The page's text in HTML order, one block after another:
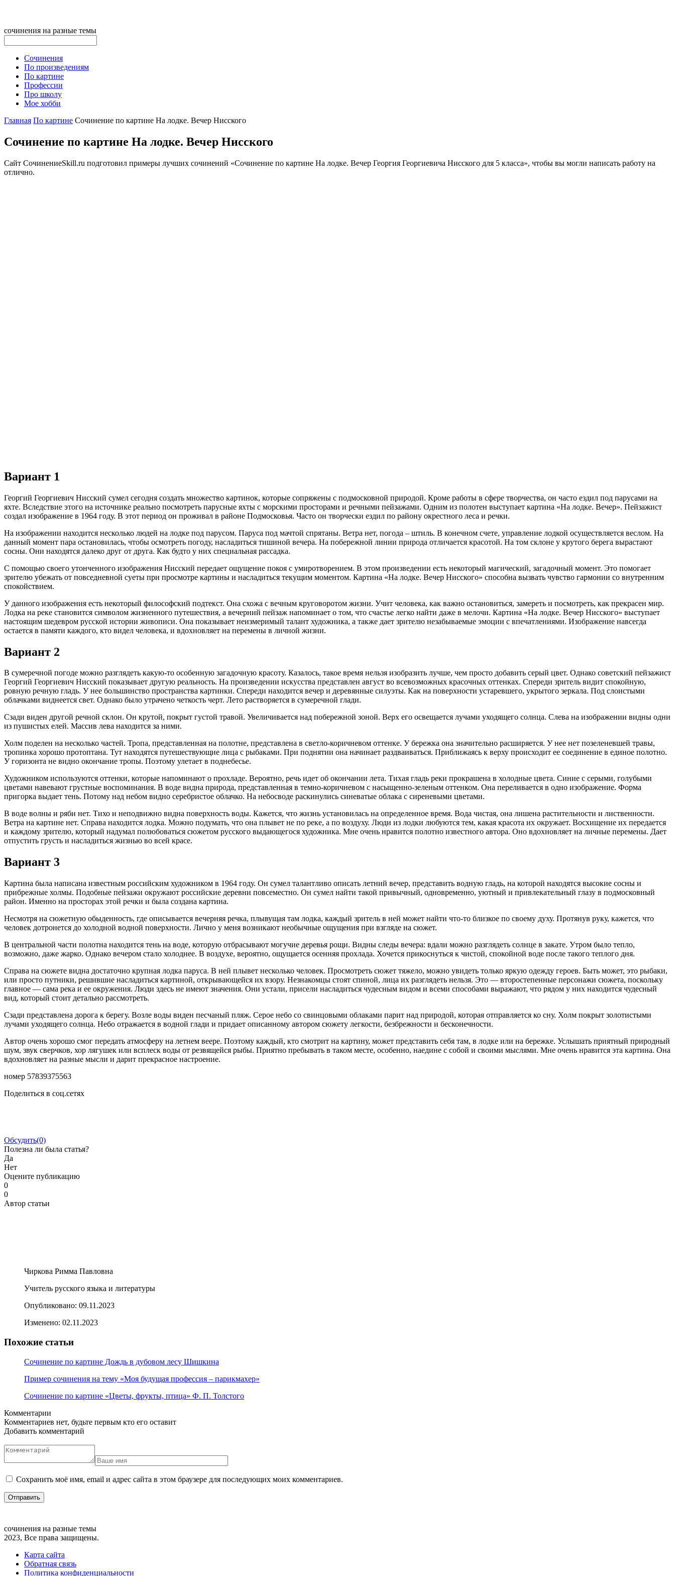
сочинения на разные темы
Сочинения
По произведениям
По картине
Профессии
Про школу
Мое хобби
Главная По картине Сочинение по картине На лодке. Вечер Нисского
Сочинение по картине На лодке. Вечер Нисского
Сайт CочинениеSkill.ru подготовил примеры лучших сочинений «Сочинение по картине На лодке. Вечер Георгия Георгиевича Нисского для 5 класса», чтобы вы могли написать работу на
отлично.
Вариант 1
Георгий Георгиевич Нисский сумел сегодня создать множество картинок, которые сопряжены с подмосковной природой. Кроме работы в сфере творчества, он часто ездил под парусами на
яхте. Вследствие этого на источнике реально посмотреть парусные яхты с морскими просторами и речными пейзажами. Одним из полотен выступает картина «На лодке. Вечер». Пейзажист
создал изображение в 1964 году. В этот период он проживал в районе Подмосковья. Часто он творчески ездил по району окрестного леса и речки.
На изображении находится несколько людей на лодке под парусом. Паруса под мачтой спрятаны. Ветра нет, погода – штиль. В конечном счете, управление лодкой осуществляется веслом. На
данный момент пара остановилась, чтобы осмотреть погоду, насладиться тишиной вечера. На побережной линии природа отличается красотой. На том склоне у крутого берега вырастают
сосны. Они находятся далеко друг от друга. Как будто у них специальная рассадка.
С помощью своего утонченного изображения Нисский передает ощущение покоя с умиротворением. В этом произведении есть некоторый магический, загадочный момент. Это помогает
зрителю убежать от повседневной суеты при просмотре картины и насладиться текущим моментом. Картина «На лодке. Вечер Нисского» способна вызвать чувство гармонии со внутренним
спокойствием.
У данного изображения есть некоторый философский подтекст. Она схожа с вечным круговоротом жизни. Учит человека, как важно остановиться, замереть и посмотреть, как прекрасен мир.
Лодка на реке становится символом жизненного путешествия, а вечерний пейзаж напоминает о том, что счастье легко найти даже в мелочи. Картина «На лодке. Вечер Нисского» выступает
настоящим шедевром русской истории живописи. Она показывает неизмеримый талант художника, а также дает зрителю незабываемые эмоции с впечатлениями. Изображение навсегда
остается в памяти каждого, кто видел человека, и вдохновляет на перемены в личной жизни.
Вариант 2
В сумеречной погоде можно разглядеть какую-то особенную загадочную красоту. Казалось, такое время нельзя изобразить лучше, чем просто добавить серый цвет. Однако советский пейзажист
Георгий Георгиевич Нисский показывает другую реальность. На произведении искусства представлен август во всевозможных красочных оттенках. Спереди зритель видит спокойную,
ровную речную гладь. У нее большинство пространства картинки. Спереди находится вечер и деревянные силуэты. Как на поверхности устаревшего, укрытого зеркала. Под слоистыми
облачками виднеется свет. Однако было утрачено четкость черт. Лето растворяется в сумеречной глади.
Сзади виден другой речной склон. Он крутой, покрыт густой травой. Увеличивается над побережной зоной. Верх его освещается лучами уходящего солнца. Слева на изображении видны одни
из пушистых елей. Массив лева находится за ними.
Холм поделен на несколько частей. Тропа, представленная на полотне, представлена в светло-коричневом оттенке. У бережка она значительно расширяется. У нее нет позеленевшей травы,
тропинка хорошо протоптана. Тут находятся путешествующие лица с рыбаками. При поднятии она начинает раздваиваться. Приближаясь к верху происходит ее соединение в единое полотно.
У горизонта не видно окончание тропы. Поэтому улетает в поднебесье.
Художником используются оттенки, которые напоминают о прохладе. Вероятно, речь идет об окончании лета. Тихая гладь реки прокрашена в холодные цвета. Синие с серыми, голубыми
цветами навевают грустные воспоминания. В воде видна природа, представленная в темно-коричневом с насыщенно-зеленым оттенком. Она переливается в одно изображение. Форма
пригорка выдает тень. Потому над небом видно серебристое облачко. На небосводе раскинулись синеватые облака с сиреневыми цветами.
В воде волны и ряби нет. Тихо и неподвижно видна поверхность воды. Кажется, что жизнь установилась на определенное время. Вода чистая, она лишена растительности и лиственности.
Ветра на картине нет. Справа находится лодка. Можно подумать, что она плывет не по реке, а по воздуху. Люди из лодки любуются тем, какая красота их окружает. Восхищение их передается
и каждому зрителю, который надумал полюбоваться сюжетом русского выдающегося художника. Мне очень нравится полотно известного автора. Оно вдохновляет на личные перемены. Дает
отпустить грусть и насладиться жизнью во всей красе.
Вариант 3
Картина была написана известным российским художником в 1964 году. Он сумел талантливо описать летний вечер, представить водную гладь, на которой находятся высокие сосны и
прибрежные холмы. Подобные пейзажи окружают российские деревни повсеместно. Он сумел найти такой привычный, одновременно, уютный и привлекательный глазу в подмосковный
район. Именно на просторах этой речки и была создана картина.
Несмотря на сюжетную обыденность, где описывается вечерняя речка, плывущая там лодка, каждый зритель в ней может найти что-то близкое по своему духу. Протянув руку, кажется, что
человек дотронется до холодной водной поверхности. Лично у меня возникают необычные ощущения при взгляде на сюжет.
В центральной части полотна находится тень на воде, которую отбрасывают могучие деревья рощи. Видны следы вечера: вдали можно разглядеть солнце в закате. Утром было тепло,
возможно, даже жарко. Однако вечером стало холоднее. В воздухе, вероятно, ощущается осенняя прохлада. Хочется прикоснуться к чистой, спокойной воде после такого теплого дня.
Справа на сюжете видна достаточно крупная лодка паруса. В ней плывет несколько человек. Просмотреть сюжет тяжело, можно увидеть только яркую одежду героев. Быть может, это рыбаки,
или просто путники, решившие насладиться картиной, открывающейся их взору. Незнакомцы стоят спиной, лица их разглядеть нельзя. Это — второстепенные персонажи сюжета, поскольку
главное — сама река и ее окружения. Люди здесь не имеют значения. Они устали, присели насладиться чудесным видом и всеми способами выражают, что рядом у них находится чудесный
вид, который стоит детально рассмотреть.
Сзади представлена дорога к берегу. Возле воды виден песчаный пляж. Серое небо со свинцовыми облаками парит над природой, которая отправляется ко сну. Холм покрыт золотистыми
лучами уходящего солнца. Небо отражается в водной глади и придает описанному автором сюжету легкости, безбрежности и бесконечности.
Автор очень хорошо смог передать атмосферу на летнем веере. Поэтому каждый, кто смотрит на картину, может представить себя там, в лодке или на бережке. Услышать приятный природный
шум, звук сверчков, хор лягушек или всплеск воды от резвящейся рыбы. Приятно пребывать в таком месте, особенно, наедине с собой и своими мыслями. Мне очень нравится эта картина. Она
вдохновляет на разные мысли и дарит прекрасное настроение.
номер 57839375563
Поделиться в соц.сетях
Обсудить(0)
Полезна ли была статья?
Да
Нет
Оцените публикацию
0
0
Автор статьи
Чиркова Римма Павловна
Учитель русского языка и литературы
Опубликовано: 09.11.2023
Изменено: 02.11.2023
Похожие статьи
Сочинение по картине Дождь в дубовом лесу Шишкина
Пример сочинения на тему «Моя будущая профессия – парикмахер»
Сочинение по картине «Цветы, фрукты, птица» Ф. П. Толстого
Комментарии
Комментариев нет, будьте первым кто его оставит
Добавить комментарий
Сохранить моё имя, email и адрес сайта в этом браузере для последующих моих комментариев.
сочинения на разные темы
2023, Все права защищены.
Карта сайта
Обратная связь
Политика конфиденциальности